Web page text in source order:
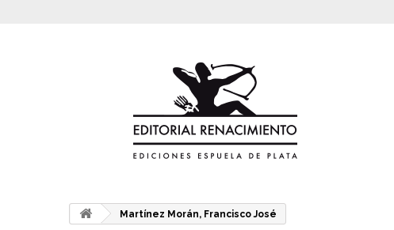
Martínez Morán, Francisco José